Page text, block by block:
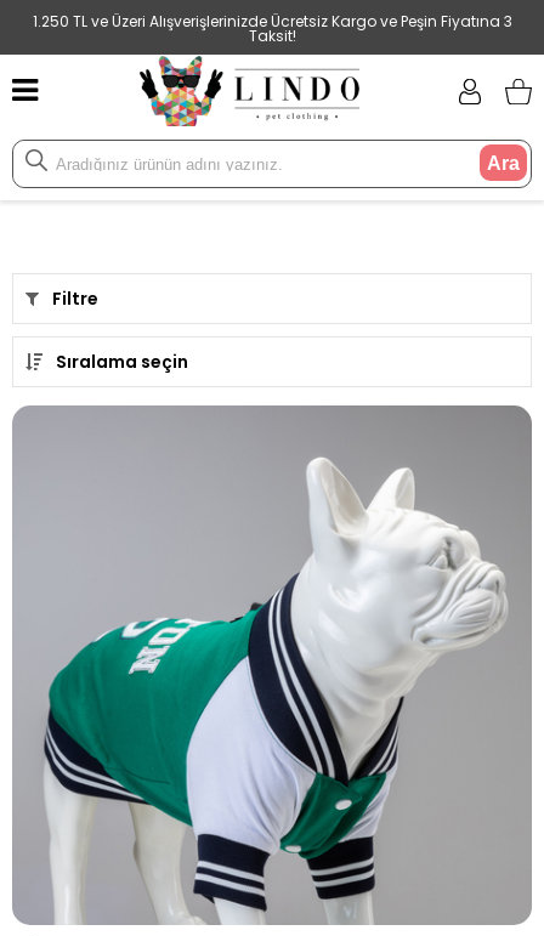
1.250 TL ve Üzeri Alışverişlerinizde Ücretsiz Kargo ve Peşin Fiyatına 3
Taksit!
Ara
Filtre
Sıralama seçin